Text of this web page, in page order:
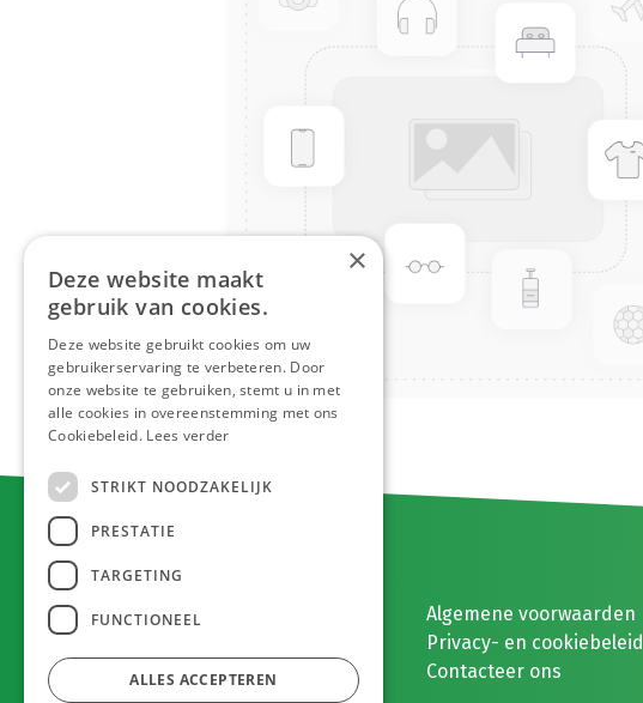
E. MEEUWISSEN BV
Gaston Eyskenslaan 2
3900 Pelt, België
Algemene voorwaarden
Privacy- en cookiebeleid
Contacteer ons
×
Deze website maakt
gebruik van cookies.
Deze website gebruikt cookies om uw
gebruikerservaring te verbeteren. Door
onze website te gebruiken, stemt u in met
alle cookies in overeenstemming met ons
Cookiebeleid. Lees verder
STRIKT NOODZAKELIJK
PRESTATIE
TARGETING
FUNCTIONEEL
ALLES ACCEPTEREN